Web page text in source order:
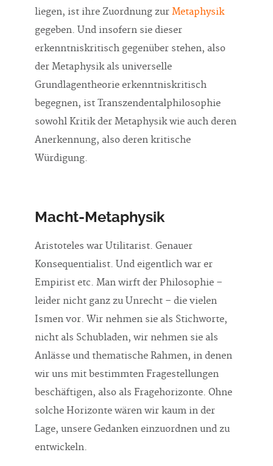
liegen, ist ihre Zuordnung zurMetaphysik
gegeben. Und insofern sie dieser
erkenntniskritisch gegenüber stehen, also
der Metaphysik als universelle
Grundlagentheorie erkenntniskritisch
begegnen, ist Transzendentalphilosophie
sowohl Kritik der Metaphysik wie auch deren
Anerkennung, also deren kritische
Würdigung.
Macht-Metaphysik
Aristoteles war Utilitarist. Genauer
Konsequentialist. Und eigentlich war er
Empirist etc. Man wirft der Philosophie –
leider nicht ganz zu Unrecht – die vielen
Ismen vor. Wir nehmen sie als Stichworte,
nicht als Schubladen, wir nehmen sie als
Anlässe und thematische Rahmen, in denen
wir uns mit bestimmten Fragestellungen
beschäftigen, also als Fragehorizonte. Ohne
solche Horizonte wären wir kaum in der
Lage, unsere Gedanken einzuordnen und zu
entwickeln.